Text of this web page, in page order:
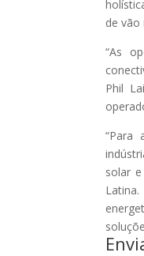
de
“As
Phil
“Para
solar